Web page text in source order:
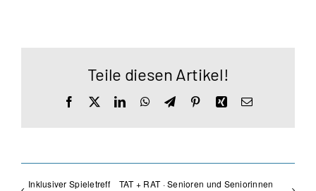
Teile diesen Artikel!
Facebook LinkedInWhatsApp
TelegramPinterestXingE-
Inklusiver Spieletreff
TAT + RAT · Senioren und Seniorinnen